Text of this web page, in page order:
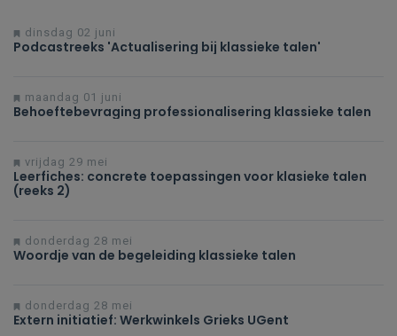
dinsdag 02 juni
Podcastreeks 'Actualisering bij klassieke talen'
maandag 01 juni
Behoeftebevraging professionalisering klassieke talen
vrijdag 29 mei
Leerfiches: concrete toepassingen voor klasieke talen
(reeks 2)
donderdag 28 mei
Woordje van de begeleiding klassieke talen
donderdag 28 mei
Extern initiatief: Werkwinkels Grieks UGent